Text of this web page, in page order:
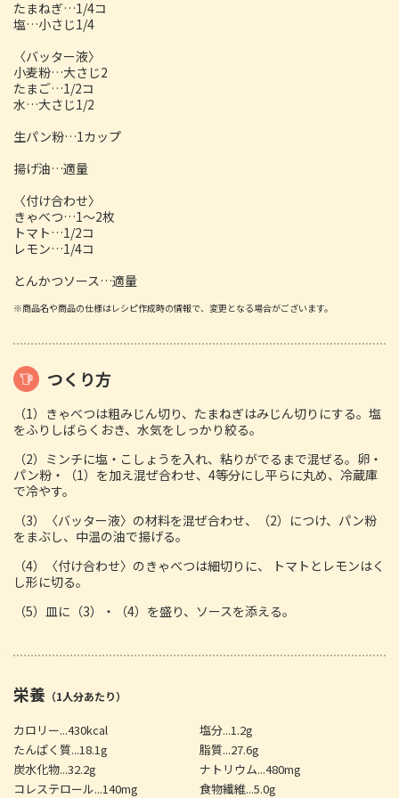
たまねぎ…1/4コ
塩…小さじ1/4
〈バッター液〉
小麦粉…大さじ2
たまご…1/2コ
水…大さじ1/2
生パン粉…1カップ
揚げ油…適量
〈付け合わせ〉
きゃべつ…1～2枚
トマト…1/2コ
レモン…1/4コ
とんかつソース…適量
※商品名や商品の仕様はレシピ作成時の情報で、変更となる場合がございます。
つくり方
（1）きゃべつは粗みじん切り、たまねぎはみじん切りにする。塩
をふりしばらくおき、水気をしっかり絞る。
（2）ミンチに塩・こしょうを入れ、粘りがでるまで混ぜる。卵・
パン粉・（1）を加え混ぜ合わせ、4等分にし平らに丸め、冷蔵庫
で冷やす。
（3）〈バッター液〉の材料を混ぜ合わせ、（2）につけ、パン粉
をまぶし、中温の油で揚げる。
（4）〈付け合わせ〉のきゃべつは細切りに、 トマトとレモンはく
し形に切る。
（5）皿に（3）・（4）を盛り、ソースを添える。
栄養 （1人分あたり）
カロリー...430kcal
塩分...1.2g
たんぱく質...18.1g
脂質...27.6g
炭水化物...32.2g
ナトリウム...480mg
コレステロール...140mg
食物繊維...5.0g